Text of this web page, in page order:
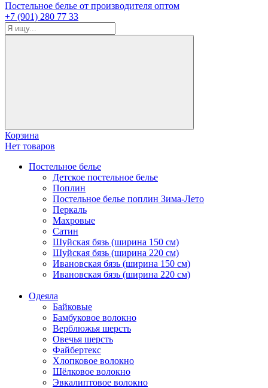
Постельное белье от производителя оптом
+7 (901) 280 77 33
Корзина
Нет товаров
Постельное белье
Детское постельное белье
Поплин
Постельное белье поплин Зима-Лето
Перкаль
Махровые
Сатин
Шуйская бязь (ширина 150 см)
Шуйская бязь (ширина 220 см)
Ивановская бязь (ширина 150 см)
Ивановская бязь (ширина 220 см)
Одеяла
Байковые
Бамбуковое волокно
Верблюжья шерсть
Овечья шерсть
Файбертекс
Хлопковое волокно
Шёлковое волокно
Эвкалиптовое волокно